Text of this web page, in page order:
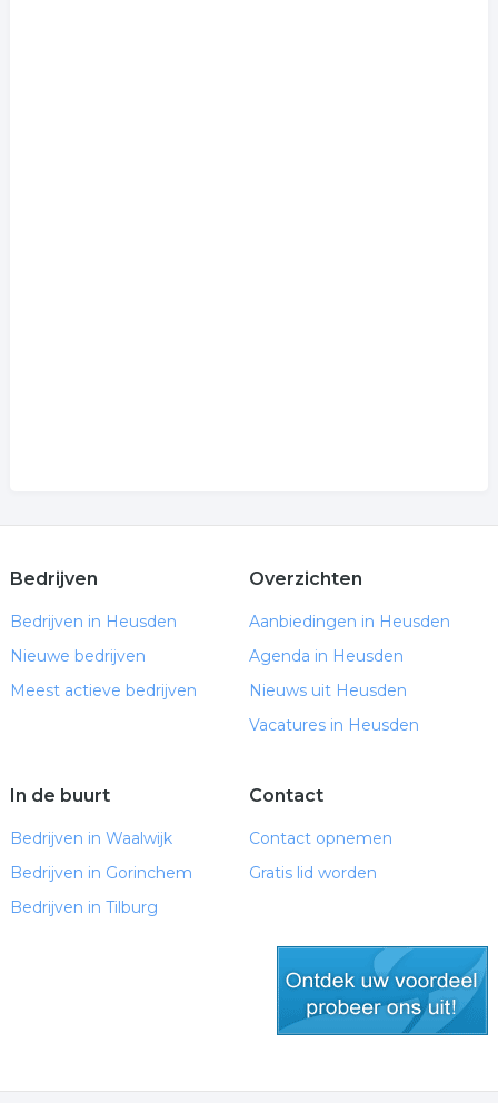
Bedrijven
Bedrijven in Heusden
Nieuwe bedrijven
Meest actieve bedrijven
Overzichten
Aanbiedingen in Heusden
Agenda in Heusden
Nieuws uit Heusden
Vacatures in Heusden
In de buurt
Bedrijven in Waalwijk
Bedrijven in Gorinchem
Bedrijven in Tilburg
Contact
Contact opnemen
Gratis lid worden